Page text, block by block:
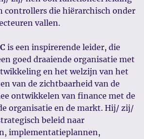
controllers die hiërarchisch onder
vallen.
is een inspirerende leider, die
goed draaiende organisatie met
en het welzijn van het
van de zichtbaarheid van de
ontwikkelen van finance met de
organisatie en de markt. Hij/ zij/
beleid naar
implementatieplannen,